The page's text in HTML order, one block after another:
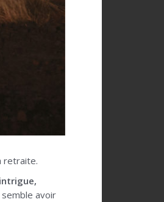
retraite.
semble avoir